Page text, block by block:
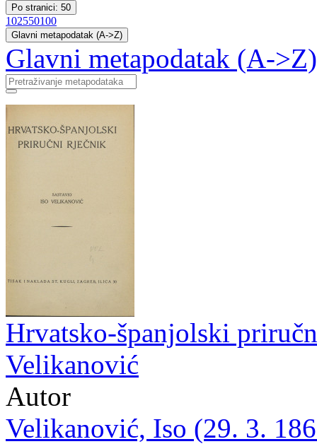
Po stranici: 50
102550100
Glavni metapodatak (A->Z)
Glavni metapodatak (A->Z)
Hrvatsko-španjolski
Velikanović
Autor
Velikanović, Iso (29. 3.